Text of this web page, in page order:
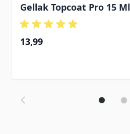
Gellak Topcoat Pro 15 Ml
13,99